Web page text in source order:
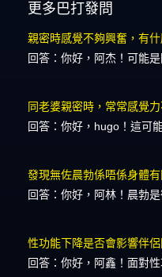
更多巴打發問
親密時感覺不夠興奮，有
回答：你好，阿杰！可能
同老婆親密時，常常感覺
回答：你好，hugo！這可
發現無佐晨勃係唔係身體有
回答：你好，阿林！晨勃
性功能下降是否會影響伴侶
回答：你好，阿鑫！面對